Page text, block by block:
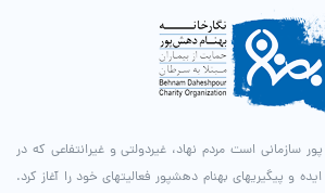
سازمانی است مردم نهاد، غیردولتی و غیرانتفاعی که در
سال ۱۳۷۴ برپایه ایده و پیگیری­های بهنام دهش­پور فعالیت­های خود را آغاز کرد.